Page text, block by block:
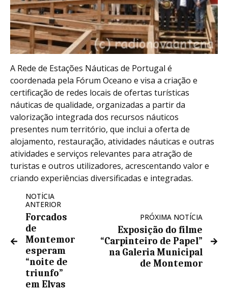
A Rede de Estações Náuticas de Portugal é
coordenada pela Fórum Oceano e visa a criação e
certificação de redes locais de ofertas turísticas
náuticas de qualidade, organizadas a partir da
valorização integrada dos recursos náuticos
presentes num território, que inclui a oferta de
alojamento, restauração, atividades náuticas e outras
atividades e serviços relevantes para atração de
turistas e outros utilizadores, acrescentando valor e
criando experiências diversificadas e integradas.
NOTÍCIA
ANTERIOR
Forcados
de
Montemor
esperam
“noite de
triunfo”
em Elvas
PRÓXIMA NOTÍCIA
Exposição do filme
“Carpinteiro de Papel”
na Galeria Municipal
de Montemor